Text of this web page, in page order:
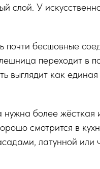
слой. У
почти бесшовные
переходит в
выглядит как
более жёсткая
смотрится в
латунной или